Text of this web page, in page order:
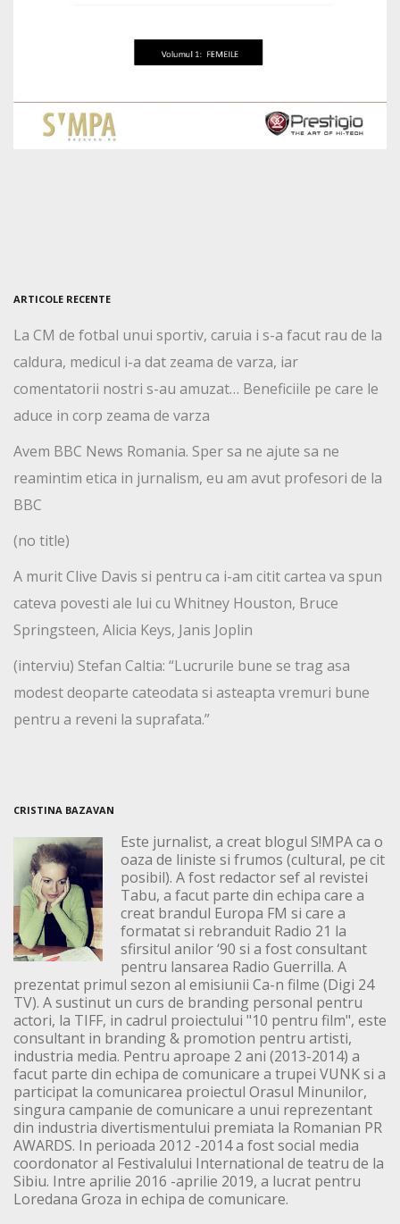
ARTICOLE RECENTE
La CM de fotbal unui sportiv, caruia i s-a facut rau de la
caldura, medicul i-a dat zeama de varza, iar
comentatorii nostri s-au amuzat… Beneficiile pe care le
aduce in corp zeama de varza
Avem BBC News Romania. Sper sa ne ajute sa ne
reamintim etica in jurnalism, eu am avut profesori de la
BBC
(no title)
A murit Clive Davis si pentru ca i-am citit cartea va spun
cateva povesti ale lui cu Whitney Houston, Bruce
Springsteen, Alicia Keys, Janis Joplin
(interviu) Stefan Caltia: “Lucrurile bune se trag asa
modest deoparte cateodata si asteapta vremuri bune
pentru a reveni la suprafata.”
CRISTINA BAZAVAN
Este jurnalist, a creat blogul S!MPA ca o
oaza de liniste si frumos (cultural, pe cit
posibil). A fost redactor sef al revistei
Tabu, a facut parte din echipa care a
creat brandul Europa FM si care a
formatat si rebranduit Radio 21 la
sfirsitul anilor ‘90 si a fost consultant
pentru lansarea Radio Guerrilla. A
prezentat primul sezon al emisiunii Ca-n filme (Digi 24
TV). A sustinut un curs de branding personal pentru
actori, la TIFF, in cadrul proiectului "10 pentru film", este
consultant in branding & promotion pentru artisti,
industria media. Pentru aproape 2 ani (2013-2014) a
facut parte din echipa de comunicare a trupei VUNK si a
participat la comunicarea proiectul Orasul Minunilor,
singura campanie de comunicare a unui reprezentant
din industria divertismentului premiata la Romanian PR
AWARDS. In perioada 2012 -2014 a fost social media
coordonator al Festivalului International de teatru de la
Sibiu. Intre aprilie 2016 -aprilie 2019, a lucrat pentru
Loredana Groza in echipa de comunicare.